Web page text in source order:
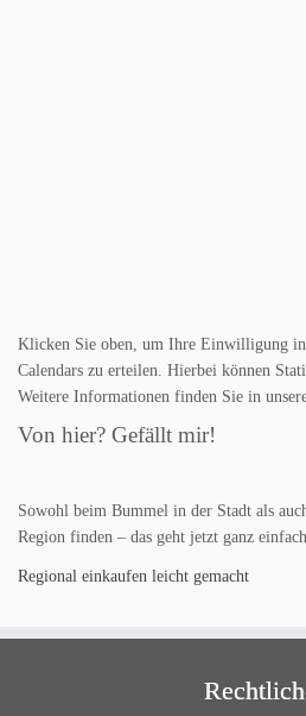
Klicken Sie oben, um Ihre Einwilligung
Calendars zu erteilen. Hierbei können
Weitere Informationen finden Sie in
Von hier? Gefällt mir!
Sowohl beim Bummel in der Stadt als
Region finden – das geht jetzt ganz
Regional einkaufen leicht gemacht